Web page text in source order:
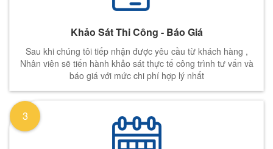
Khảo Sát Thi Công - Báo Giá
Sau khi chúng tôi tiếp nhận được yêu cầu từ khách hàng ,
Nhân viên sẽ tiến hành khảo sát thực tế công trình tư vấn và
báo giá với mức chi phí hợp lý nhất
3